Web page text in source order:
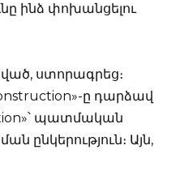
ինձ փոխանցելու
ստորագրեց։
ը դարձավ
պատմական
ընկերություն։ Այն,